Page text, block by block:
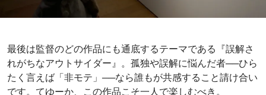
特にポストカードは人気の絵柄から売り切れますのでお早
めにチェック。また、全作品を収録した豪華カタログ（94